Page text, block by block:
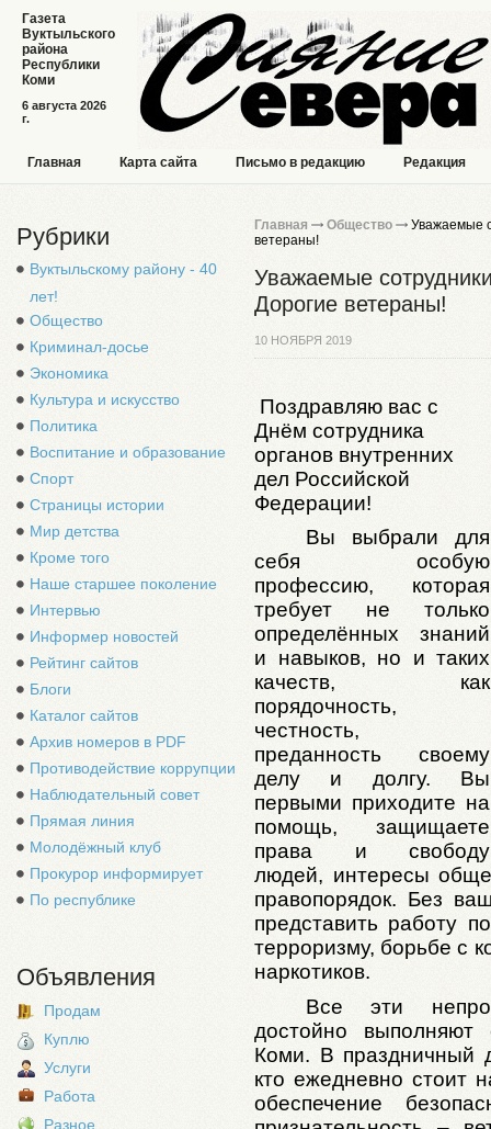
6 августа 2026
г.
Газета
Вуктыльского
района
Республики
Коми
Главная Карта сайта Письмо в редакцию Редакция
Рубрики
Вуктыльскому району - 40
лет!
Общество
Криминал-досье
Экономика
Культура и искусство
Политика
Воспитание и образование
Спорт
Страницы истории
Мир детства
Кроме того
Наше старшее поколение
Интервью
Информер новостей
Рейтинг сайтов
Блоги
Каталог сайтов
Архив номеров в PDF
Противодействие коррупции
Наблюдательный совет
Прямая линия
Молодёжный клуб
Прокурор информирует
По республике
Объявления
Продам
Куплю
Услуги
Работа
Разное
Главная Общество
Уважаемые
ветераны!
Уважаемые
Дорогие ветераны!
10 НОЯБРЯ 2019
Поздравляю вас с
Днём сотрудника
органов внутренних
дел Российской
Федерации!
Вы выбрали для
себя особую
профессию, которая
требует не только
определённых знаний
и навыков, но и таких
качеств, как
порядочность,
честность,
преданность своему
делу и долгу. Вы
первыми приходите на
помощь, защищаете
права и свободу
людей, интересы
правопорядок. Без
представить работу
терроризму, борьбе с
наркотиков.
Все эти
достойно
Коми. В праздничный
кто ежедневно стоит
обеспечение